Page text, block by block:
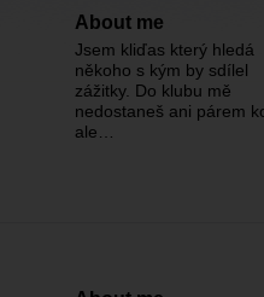
About me
Jsem kliďas který hledá
někoho s kým by sdílel
zážitky. Do klubu mě
nedostaneš ani párem
ale…